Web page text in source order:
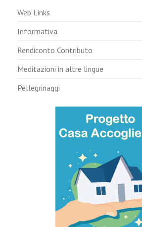
Web Links
Informativa
Rendiconto Contributo
Meditazioni in altre lingue
Pellegrinaggi